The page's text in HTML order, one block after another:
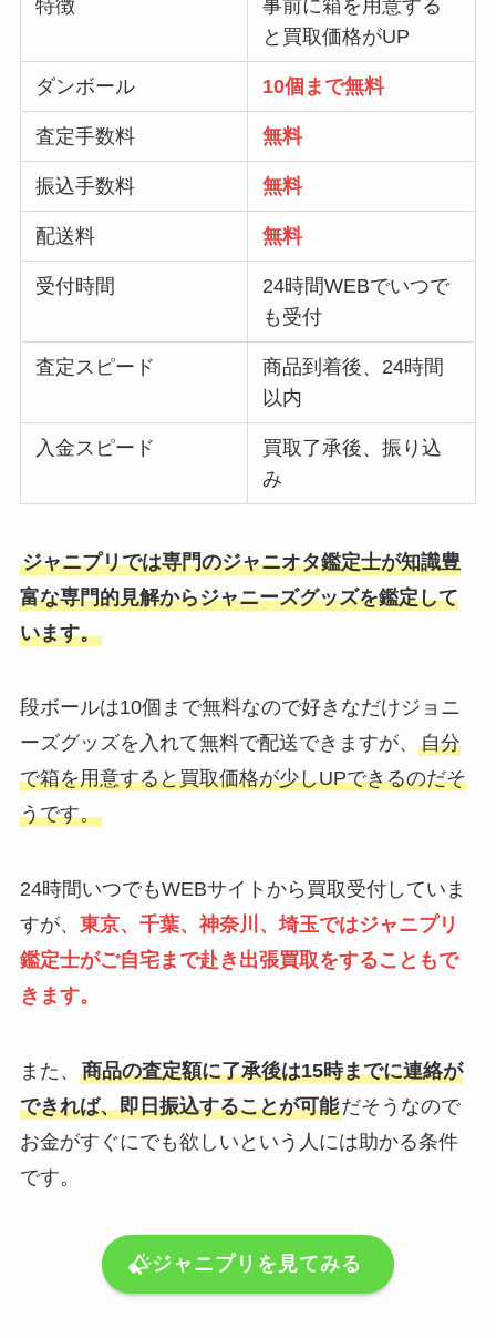
特徴
事前に箱を用意する
と買取価格がUP
ダンボール 10個まで無料
査定手数料 無料
振込手数料 無料
配送料 無料
受付時間
24時間WEBでいつで
も受付
査定スピード
商品到着後、24時間
以内
入金スピード
買取了承後、振り込
み
ジャニプリでは専門のジャニオタ鑑定士が知識豊
富な専門的見解からジャニーズグッズを鑑定して
います。
段ボールは10個まで無料なので好きなだけジョニ
ーズグッズを入れて無料で配送できますが、 自分
で箱を用意すると買取価格が少しUPできるのだそ
うです。
24時間いつでもWEBサイトから買取受付していま
すが、 東京、千葉、神奈川、埼玉ではジャニプリ
鑑定士がご自宅まで赴き出張買取をすることもで
きます。
また、 商品の査定額に了承後は15時までに連絡が
できれば、即日振込することが可能だそうなので
お金がすぐにでも欲しいという人には助かる条件
です。
ジャニプリを見てみる